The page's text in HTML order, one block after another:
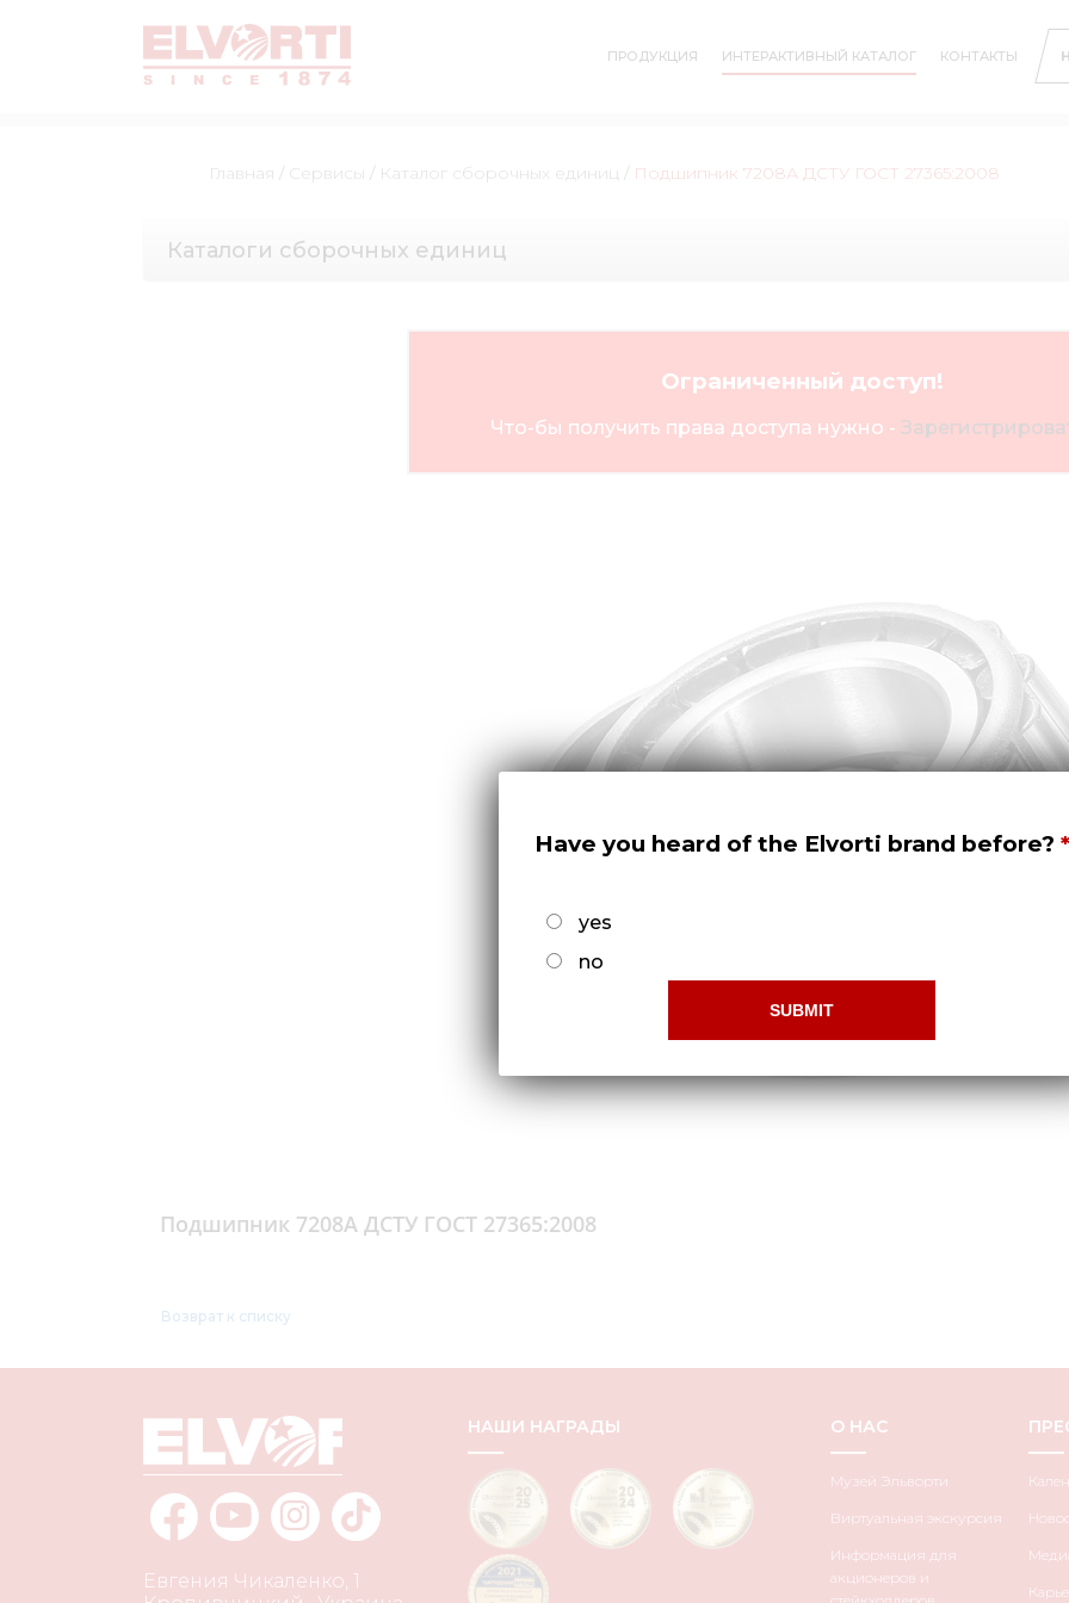
ПРОДУКЦИЯ ИНТЕРАКТИВНЫЙ КАТАЛОГ КОНТАКТЫ
Главная / Сервисы / Каталог сборочных единиц / Подшипник 7208А ДСТУ ГОСТ 27365:2008
Каталоги сборочных единиц
Ограниченный доступ!
Что-бы получить права доступа нужно -
Подшипник 7208А ДСТУ ГОСТ 27365:2008
Возврат к списку
Евгения Чикаленко, 1
НАШИ НАГРАДЫ О НАС
Музей Эльворти
Виртуальная экскурсия
Информация для
акционеров и
Have you heard of the Elvorti brand before?
yes
no